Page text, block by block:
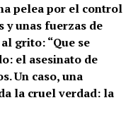
pelea por el control
y unas fuerzas de
grito: “Que se
el asesinato de
Un caso, una
la cruel verdad: la